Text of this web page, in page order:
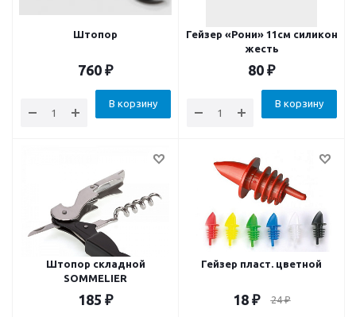
Штопор
760 ₽
В корзину
Гейзер «Рони» 11см силикон
жесть
80 ₽
В корзину
Штопор складной
SOMMELIER
185 ₽
Гейзер пласт. цветной
18₽ 24₽